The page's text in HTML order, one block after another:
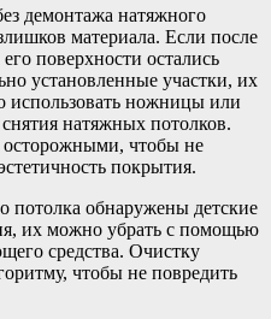
демонтажа натяжного
материала. Если после
поверхности остались
установленные участки, их
использовать ножницы или
натяжных потолков.
чтобы не
покрытия.
потолка обнаружены детские
их можно убрать с помощью
средства. Очистку
чтобы не повредить